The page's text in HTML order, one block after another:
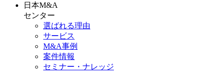
日本M&A
センター
選ばれる理由
サービス
M&A事例
案件情報
セミナー・ナレッジ